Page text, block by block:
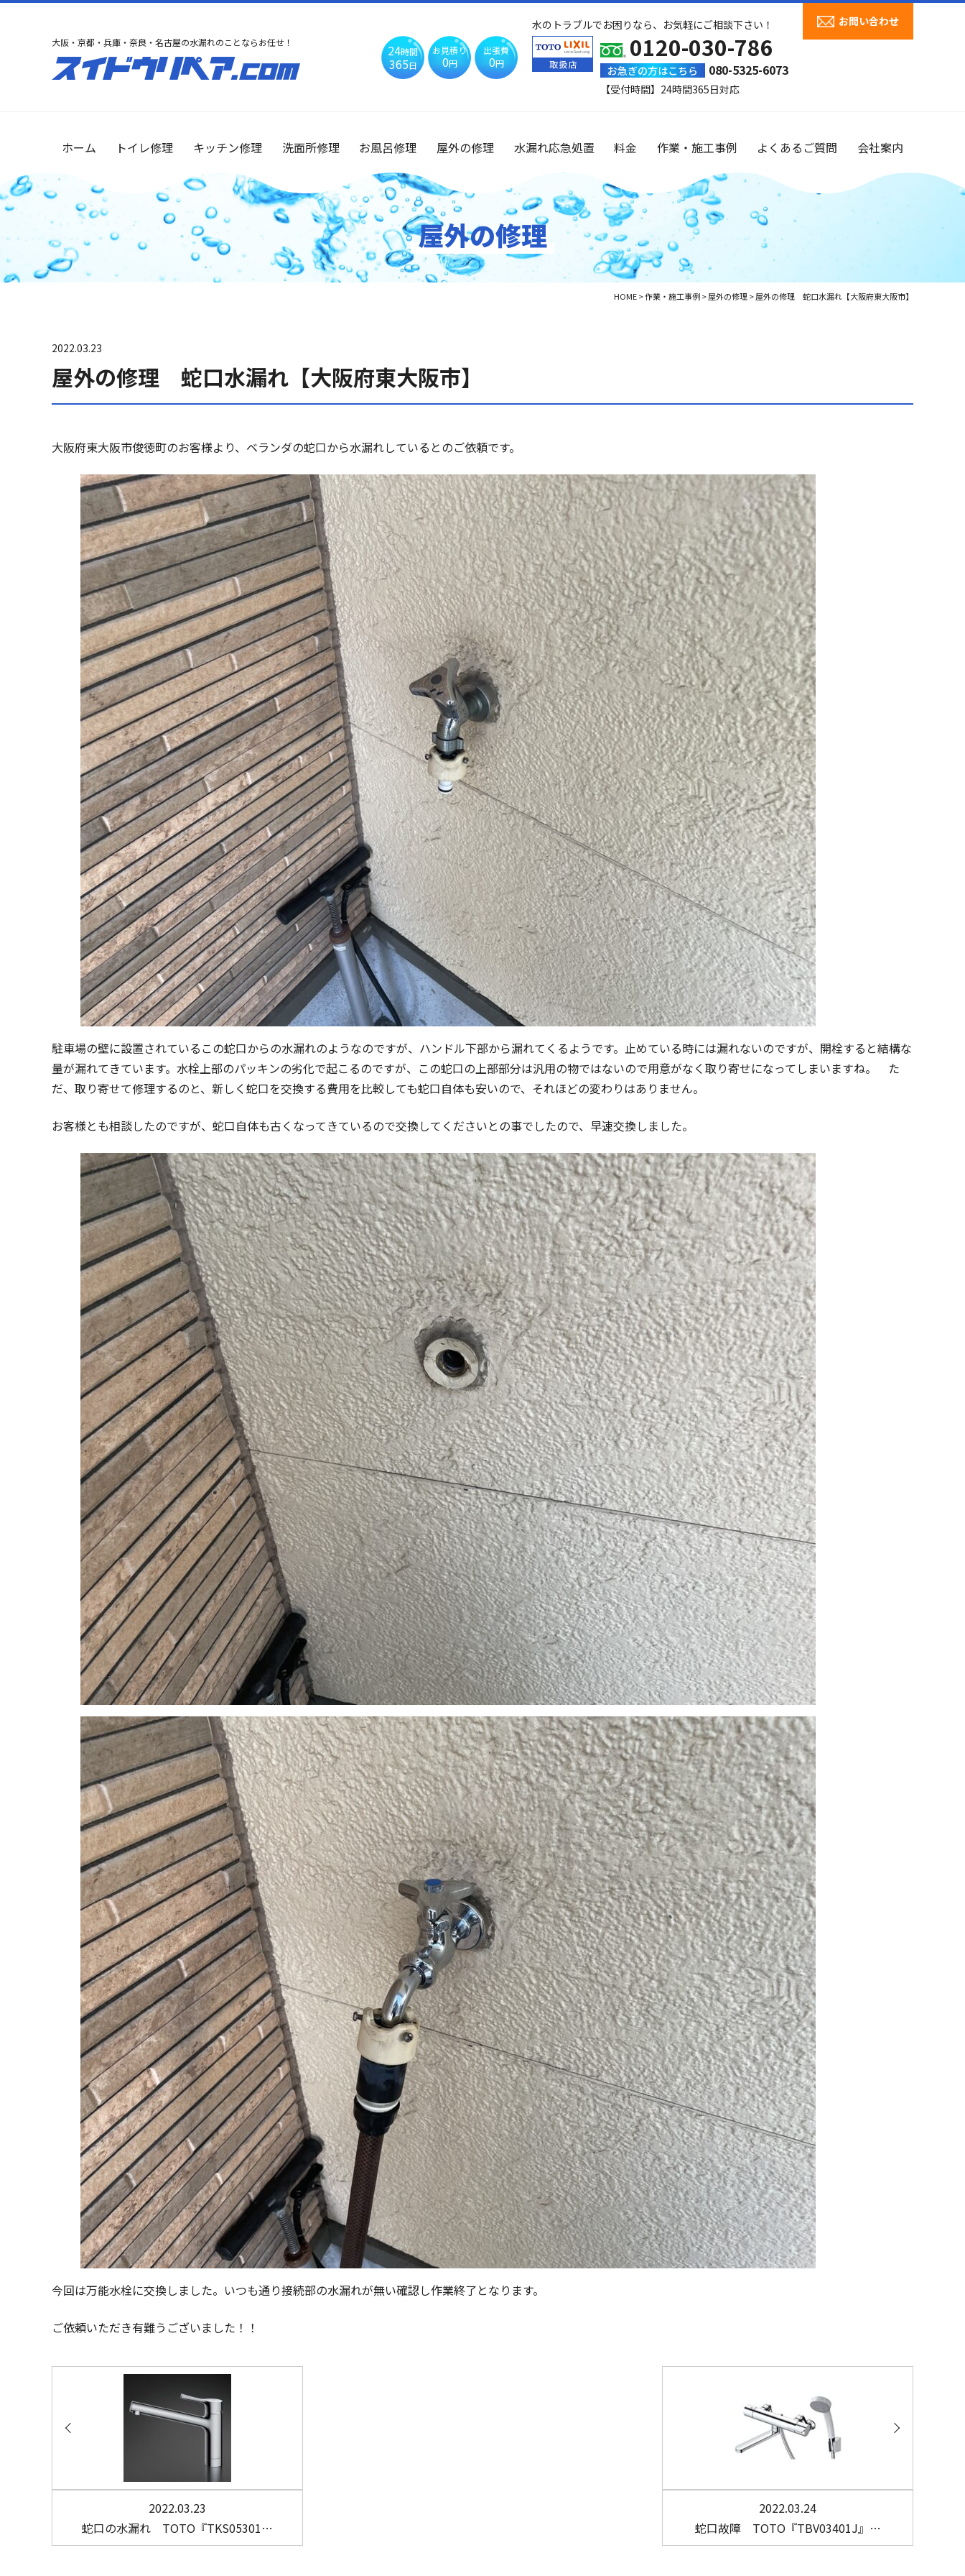
大阪・京都・兵庫・奈良・名古屋の水漏れのことならお任せ！ 24時間
365日
お見積り
0円
出張費
0円
水のトラブルでお困りなら、お気軽にご相談下さい！
0120-030-786
お急ぎの方はこちら 080-5325-6073
【受付時間】24時間365日対応
お問い合わせ
ホーム トイレ修理 キッチン修理 洗面所修理 お風呂修理 屋外の修理 水漏れ応急処置 料金 作業・施工事例 よくあるご質問 会社案内
屋外の修理
HOME>作業・施工事例>屋外の修理>屋外の修理 蛇口水漏れ【大阪府東大阪市】
2022.03.23
屋外の修理 蛇口水漏れ【大阪府東大阪市】
大阪府東大阪市俊徳町のお客様より、ベランダの蛇口から水漏れしているとのご依頼です。
駐車場の壁に設置されているこの蛇口からの水漏れのようなのですが、ハンドル下部から漏れてくるようです。止めている時には漏れないのですが、開栓すると結構な
量が漏れてきています。水栓上部のパッキンの劣化で起こるのですが、この蛇口の上部部分は汎用の物ではないので用意がなく取り寄せになってしまいますね。 た
だ、取り寄せて修理するのと、新しく蛇口を交換する費用を比較しても蛇口自体も安いので、それほどの変わりはありません。
お客様とも相談したのですが、蛇口自体も古くなってきているので交換してくださいとの事でしたので、早速交換しました。
今回は万能水栓に交換しました。いつも通り接続部の水漏れが無い確認し作業終了となります。
ご依頼いただき有難うございました！！
2022.03.23
蛇口の水漏れ TOTO『TKS05301…
2022.03.24
蛇口故障 TOTO『TBV03401J』…